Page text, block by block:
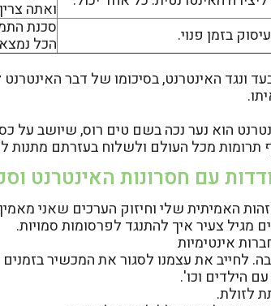
ואתה
בזמן פנוי. סכנת
הכל
ונגד האינטרנט, בסיכומו של דבר
הוא נער נכה בשם טים רוס, שיושב על
תרומות מכל העולם ולשלוח בעזרתם מתנות
עם חסרונות האינטרנט
האמיתית שלי וחיזוק הערכים שאני
מגיל צעיר איך להתנגד לפרסומות סמויות.
אינטימיות
לחייב את עצמנו לסגור את המכשיר
הילדים וכו'.
לזולת.